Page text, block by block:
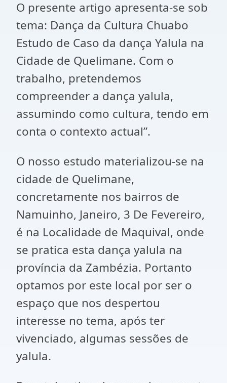
O presente artigo apresenta-se sob
tema: Dança da Cultura Chuabo
Estudo de Caso da dança Yalula na
Cidade de Quelimane. Com o
trabalho, pretendemos
compreender a dança yalula,
assumindo como cultura, tendo em
conta o contexto actual”.
O nosso estudo materializou-se na
cidade de Quelimane,
concretamente nos bairros de
Namuinho, Janeiro, 3 De Fevereiro,
é na Localidade de Maquival, onde
se pratica esta dança yalula na
província da Zambézia. Portanto
optamos por este local por ser o
espaço que nos despertou
interesse no tema, após ter
vivenciado, algumas sessões de
yalula.